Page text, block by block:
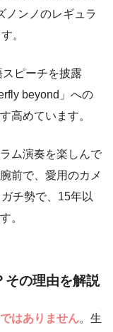
ノンノのレギュラ
。
ピーチを披露
beyond」への
高めています。
ム演奏を楽しんで
前で、愛用のカメ
チ勢で、15年以
。
その理由を解説
はありません。生